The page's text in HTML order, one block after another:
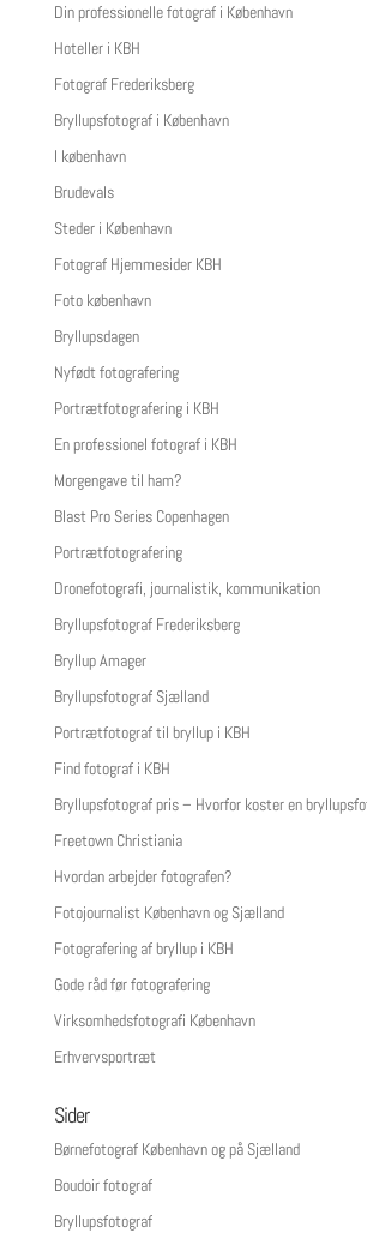
Din professionelle fotograf i København
Hoteller i KBH
Fotograf Frederiksberg
Bryllupsfotograf i København
I københavn
Brudevals
Steder i København
Fotograf Hjemmesider KBH
Foto københavn
Bryllupsdagen
Nyfødt fotografering
Portrætfotografering i KBH
En professionel fotograf i KBH
Morgengave til ham?
Blast Pro Series Copenhagen
Portrætfotografering
Dronefotografi, journalistik, kommunikation
Bryllupsfotograf Frederiksberg
Bryllup Amager
Bryllupsfotograf Sjælland
Portrætfotograf til bryllup i KBH
Find fotograf i KBH
Bryllupsfotograf pris – Hvorfor koster en
Freetown Christiania
Hvordan arbejder fotografen?
Fotojournalist København og Sjælland
Fotografering af bryllup i KBH
Gode råd før fotografering
Virksomhedsfotografi København
Erhvervsportræt
Sider
Børnefotograf København og på Sjælland
Boudoir fotograf
Bryllupsfotograf